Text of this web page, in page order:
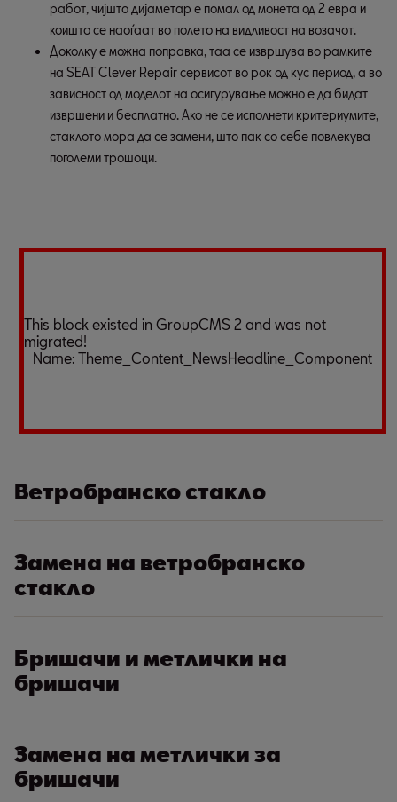
работ, чијшто дијаметар е помал од монета од 2 евра и
коишто се наоѓаат во полето на видливост на возачот.
Доколку е можна поправка, таа се извршува во рамките
на SEAT Clever Repair сервисот во рок од кус период, а во
зависност од моделот на осигурување можно е да бидат
извршени и бесплатно. Ако не се исполнети критериумите,
стаклото мора да се замени, што пак со себе повлекува
поголеми трошоци.
This block existed in GroupCMS 2 and was not
migrated!
Name:Theme_Content_NewsHeadline_Component
Ветробранско стакло
Замена на ветробранско
стакло
Бришачи и метлички на
бришачи
Замена на метлички за
бришачи